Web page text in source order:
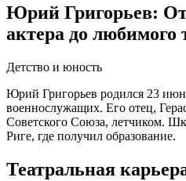
Юрий Григорьев: От
актера до любимого
Детство и юность
Юрий Григорьев родился 23
военнослужащих. Его отец,
Советского Союза, летчиком.
Риге, где получил образование.
Театральная